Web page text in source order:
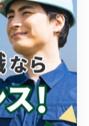
底堅さがありま
しての位置づけ
いており、住
ます。これが
となっていま